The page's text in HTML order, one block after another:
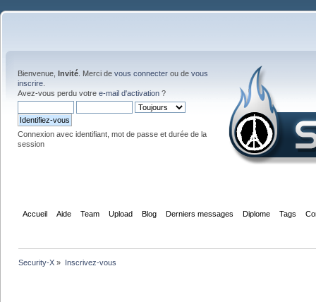
Bienvenue, Invité . Merci de vous connecter ou de vous
inscrire
Avez-vous perdu votre e-mail d'activation ?
Connexion avec identifiant, mot de passe et durée de la
session
Accueil Aide Team Upload Blog Derniers messages Diplome Tags
Security-X » Inscrivez-vous